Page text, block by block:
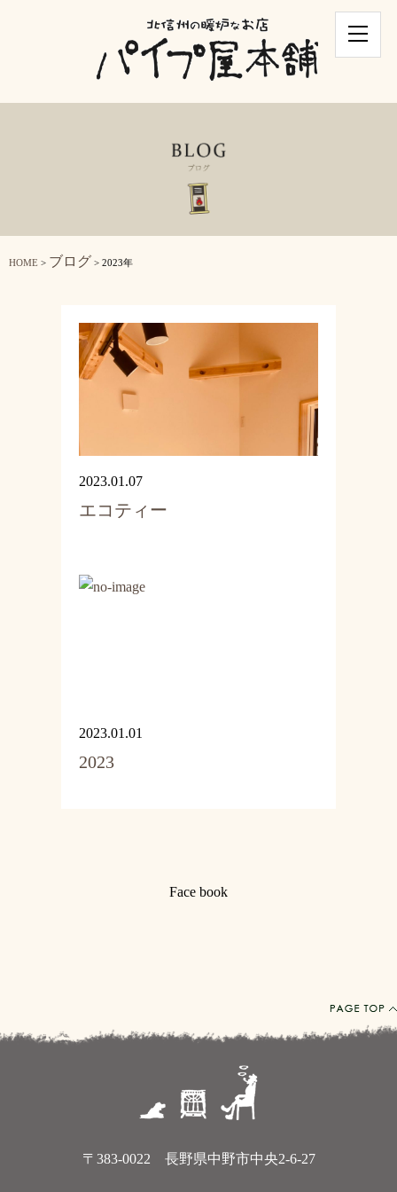
HOME > ブログ > 2023年
2023.01.07
エコティー
2023.01.01
2023
Face book
〒383-0022 長野県中野市中央2-6-27